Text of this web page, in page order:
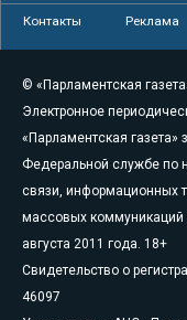
Контакты Реклама
© «Парламентская
Электронное
«Парламентская газета»
Федеральной службе по
связи, информационных
массовых коммуникаций
августа 2011 года. 18+
Свидетельство о
46097